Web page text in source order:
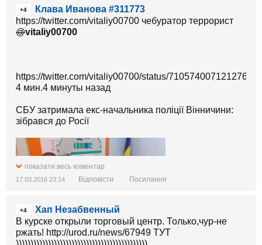
+4
Клава Иванова #311773
https://twitter.com/vitaliy00700 чебуратор террорист
@vitaliy00700
https://twitter.com/vitaliy00700/status/
4 мин.4 минуты назад
СБУ затримала екс-начальника поліції Вінничини:
зібрався до Росії
показати весь коментар
17.03.2016 23:14 Відповісти Посилання
+4
Хап Незабвенный
В курске открыли торговый центр. Только,чур-не
ржать! http://urod.ru/news/67949 ТУТ